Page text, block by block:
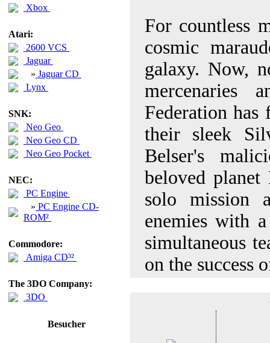
Xbox
Atari:
2600 VCS
Jaguar
» Jaguar CD
Lynx
SNK:
Neo Geo
Neo Geo CD
Neo Geo Pocket
NEC:
PC Engine
» PC Engine CD-
ROM²
Commodore:
Amiga CD³²
The 3DO Company:
3DO
Besucher
For countless
cosmic
galaxy. Now,
mercenaries
Federation
their sleek
Belser's
beloved
solo mission
enemies with
simultaneous
on the success